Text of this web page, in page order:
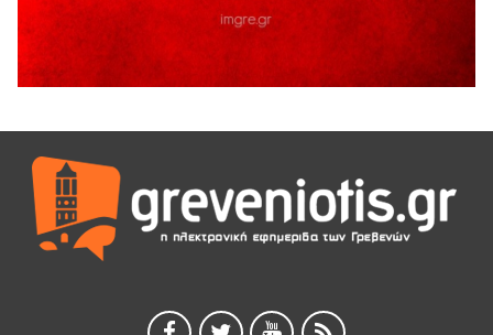
5 Αυγούστου 2026
Διακοπή υδροδότησης του Α΄ κλάδου ύδρευσης
5 Αυγούστου 2026
Θερινό Σινεμά στο πλαίσιο του «Πολιτιστικού
Καλοκαιριού 2026» με την βραβευμένη ταινία «Μικρές
Ανάσες».
5 Αυγούστου 2026
5 Αυγούστου 2026